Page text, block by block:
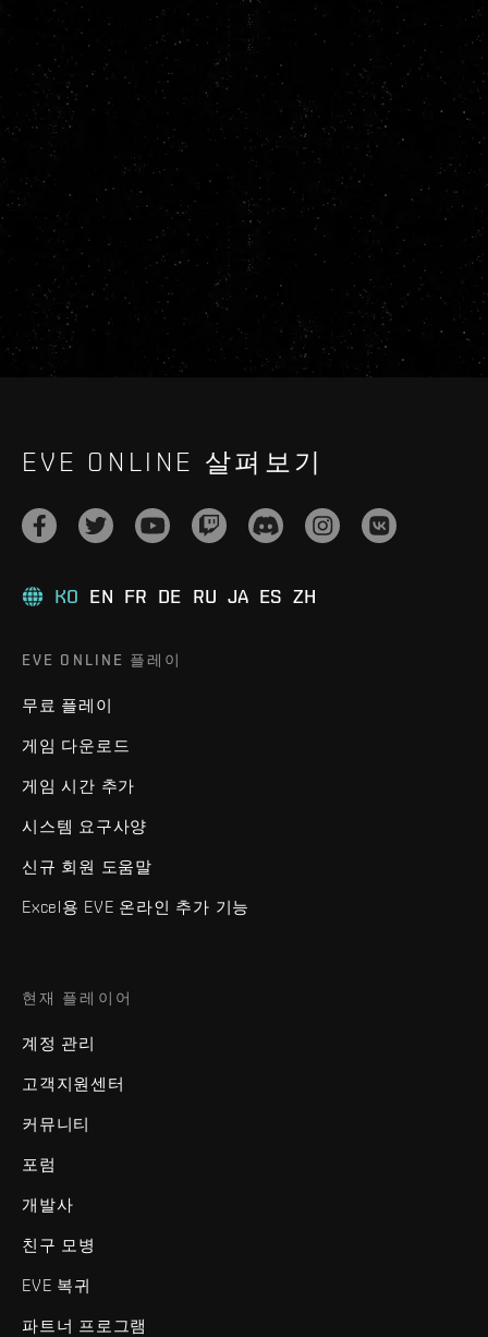
EVE ONLINE 살펴보기
KO EN FR DE RU JA ES ZH
EVE ONLINE 플레이
무료 플레이
게임 다운로드
게임 시간 추가
시스템 요구사양
신규 회원 도움말
Excel용 EVE 온라인 추가 기능
현재 플레이어
계정 관리
고객지원센터
커뮤니티
포럼
개발사
친구 모병
EVE 복귀
파트너 프로그램